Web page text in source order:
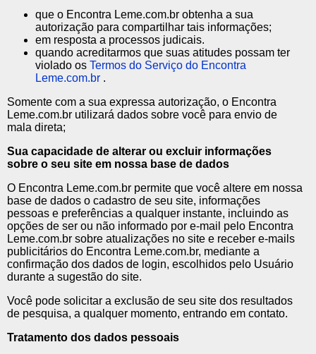
que o Encontra Leme.com.br obtenha a sua
autorização para compartilhar tais informações;
em resposta a processos judicais.
quando acreditarmos que suas atitudes possam ter
violado os Termos do Serviço do Encontra
Leme.com.br .
Somente com a sua expressa autorização, o Encontra
Leme.com.br utilizará dados sobre você para envio de
mala direta;
Sua capacidade de alterar ou excluir informações
sobre o seu site em nossa base de dados
O Encontra Leme.com.br permite que você altere em nossa
base de dados o cadastro de seu site, informações
pessoas e preferências a qualquer instante, incluindo as
opções de ser ou não informado por e-mail pelo Encontra
Leme.com.br sobre atualizações no site e receber e-mails
publicitários do Encontra Leme.com.br, mediante a
confirmação dos dados de login, escolhidos pelo Usuário
durante a sugestão do site.
Você pode solicitar a exclusão de seu site dos resultados
de pesquisa, a qualquer momento, entrando em contato.
Tratamento dos dados pessoais